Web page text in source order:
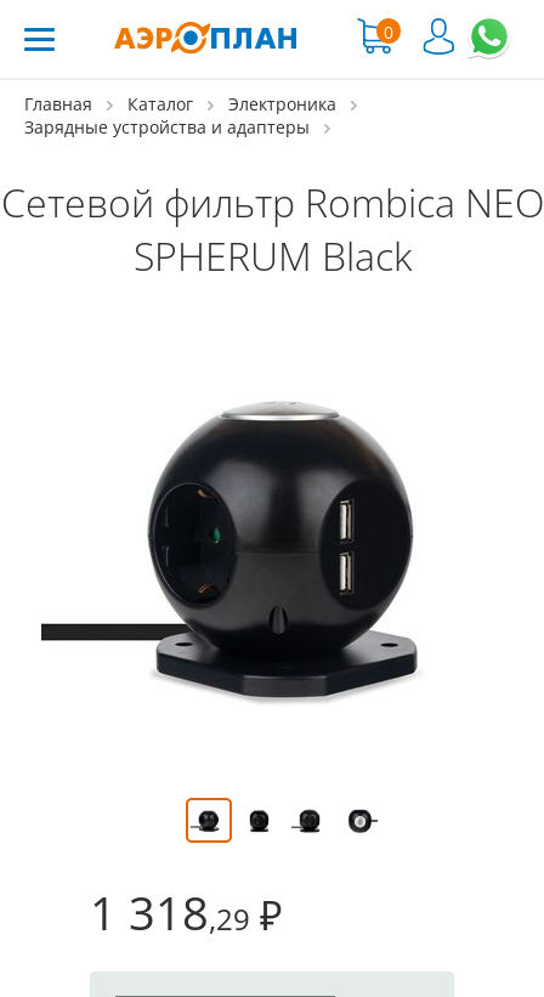
0
Главная Каталог
Электроника
Зарядные устройства и адаптеры
Сетевой фильтр Rombica NEO
SPHERUM Black
1 318,29 ₽